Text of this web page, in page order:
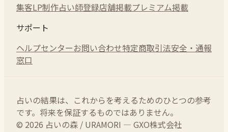
集客LP制作占い師登録店舗掲載プレミアム掲載
サポート
ヘルプセンターお問い合わせ特定商取引法安全・通報
窓口
占いの結果は、これからを考えるためのひとつの参考
です。将来を保証するものではありません。
© 2026 占いの森 / URAMORI — GXO株式会社